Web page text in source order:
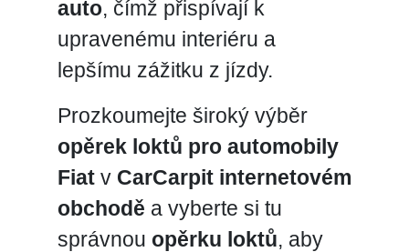
auto, čímž přispívají k
upravenému interiéru a
lepšímu zážitku z jízdy.
Prozkoumejte široký výběr
opěrek loktů pro automobily
Fiatv CarCarpit internetovém
obchodě a vyberte si tu
správnou opěrku loktů, aby